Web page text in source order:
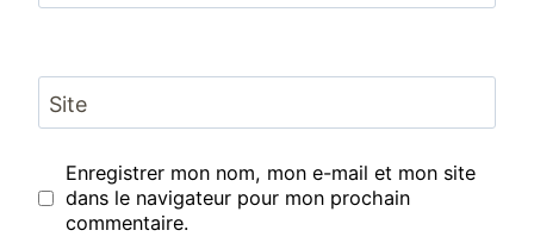
Site
Enregistrer mon nom, mon e-mail et mon site
dans le navigateur pour mon prochain
commentaire.